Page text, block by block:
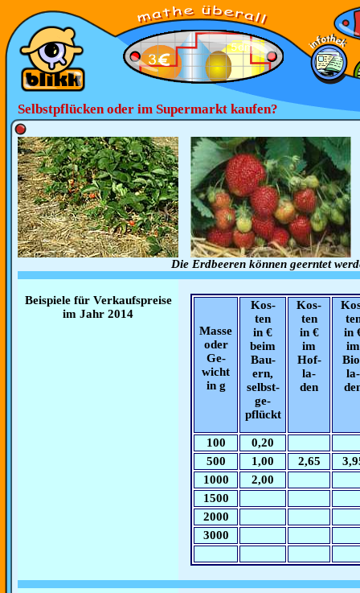
Selbstpflücken oder im Supermarkt kaufen?
Die Erdbeeren können geerntet
Beispiele für Verkaufspreise
im Jahr 2014
Masse
oder
Ge-
wicht
in g
Kos-
ten
in €
beim
Bau-
ern,
selbst-
ge-
pflückt
Kos-
ten
in €
im
Hof-
la-
den
in
im
la-
100
0,20
500
1,00 2,65
1000
2,00
1500
2000
3000